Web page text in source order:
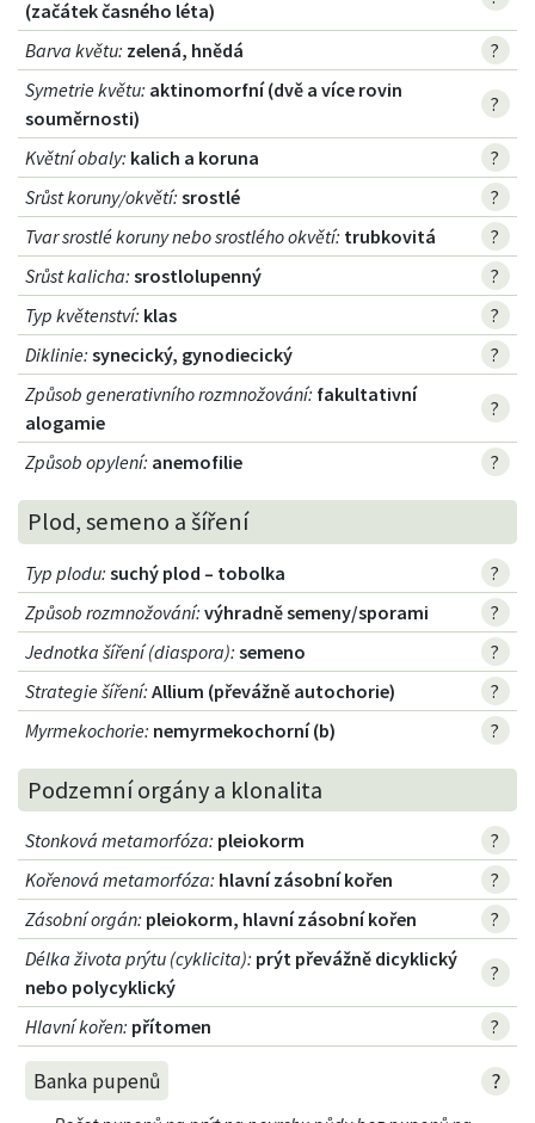
(začátek časného léta)
Barva květu: zelená, hnědá
?
Symetrie květu: aktinomorfní (dvě a více rovin
souměrnosti)
?
Květní obaly: kalich a koruna
?
Srůst koruny/okvětí: srostlé
?
Tvar srostlé koruny nebo srostlého okvětí: trubkovitá
?
Srůst kalicha: srostlolupenný
?
Typ květenství: klas
?
Diklinie: synecický, gynodiecický
?
Způsob generativního rozmnožování: fakultativní
alogamie
?
Způsob opylení: anemofilie ?
Plod, semeno a šíření
Typ plodu: suchý plod – tobolka
?
Způsob rozmnožování: výhradně semeny/sporami
?
Jednotka šíření (diaspora): semeno
?
Strategie šíření: Allium (převážně autochorie)
?
Myrmekochorie: nemyrmekochorní (b) ?
Podzemní orgány a klonalita
Stonková metamorfóza: pleiokorm
?
Kořenová metamorfóza: hlavní zásobní kořen
?
Zásobní orgán: pleiokorm, hlavní zásobní kořen
?
Délka života prýtu (cyklicita): prýt převážně dicyklický
nebo polycyklický
?
Hlavní kořen: přítomen ?
Banka pupenů ?